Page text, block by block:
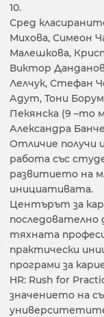
10.
Сред
Михова, Симеон
Малешкова,
Виктор
Лелчук, Стефан
Адут, Тони
Пекянска (9 –то
Александра
Отличие получи
работа със
развитието на
инициативата.
Центърът за
тяхната
практически
програми за
HR: Rush for
значението на